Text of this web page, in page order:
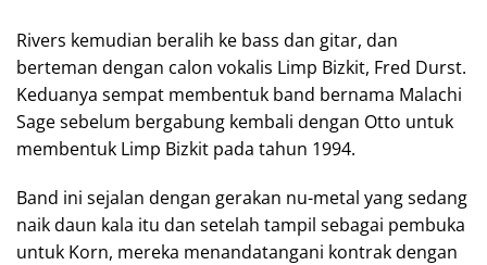
Rivers kemudian beralih ke bass dan gitar, dan
berteman dengan calon vokalis Limp Bizkit, Fred Durst.
Keduanya sempat membentuk band bernama Malachi
Sage sebelum bergabung kembali dengan Otto untuk
membentuk Limp Bizkit pada tahun 1994.
Band ini sejalan dengan gerakan nu-metal yang sedang
naik daun kala itu dan setelah tampil sebagai pembuka
untuk Korn, mereka menandatangani kontrak dengan